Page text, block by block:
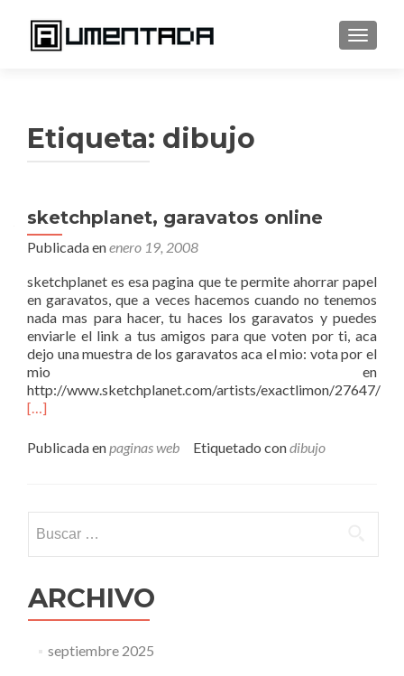
Etiqueta: dibujo
sketchplanet, garavatos online
Publicada enenero 19, 2008
sketchplanet es esa pagina que te permite ahorrar papel
en garavatos, que a veces hacemos cuando no tenemos
nada mas para hacer, tu haces los garavatos y puedes
enviarle el link a tus amigos para que voten por ti, aca
dejo una muestra de los garavatos aca el mio: vota por el
mio en
http://www.sketchplanet.com/artists/exactlimon/27647/
Leer
garavatos
[…]
Publicada enpaginas web Etiquetado condibujo
ARCHIVO
septiembre 2025